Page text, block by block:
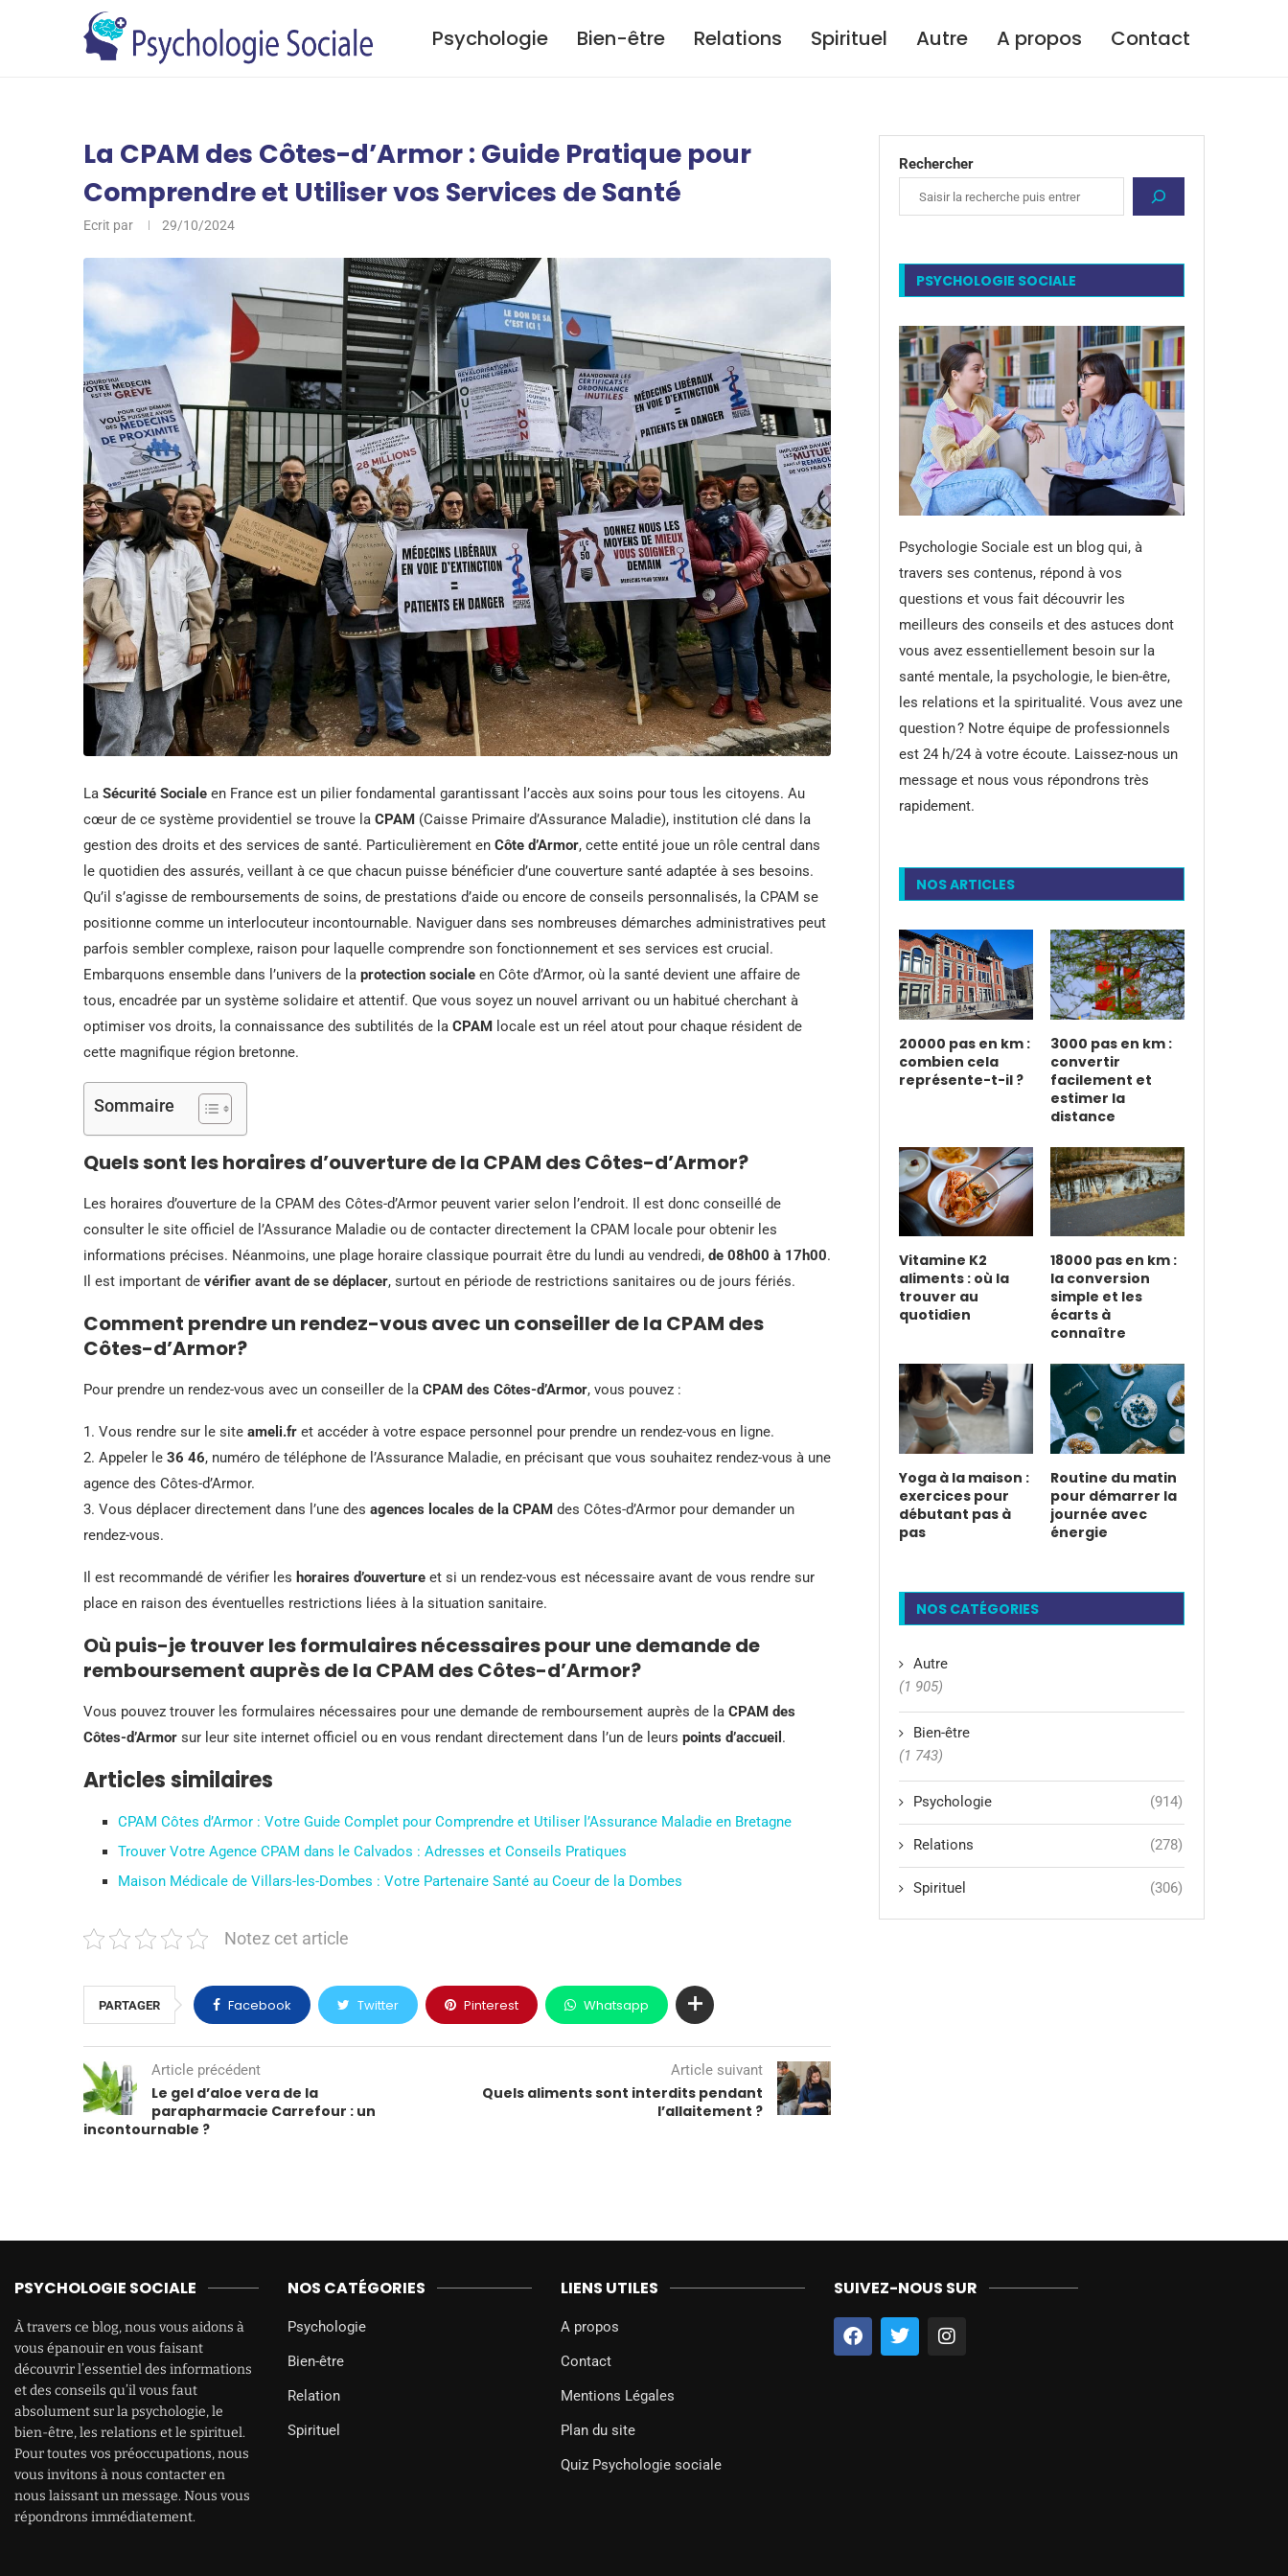
Psychologie Bien-être Relations Spirituel Autre A propos Contact
La CPAM des Côtes-d’Armor : Guide Pratique pour
Comprendre et Utiliser vos Services de Santé
Ecrit par 29/10/2024
La Sécurité Sociale en France est un pilier fondamental garantissant l’accès aux soins pour tous les citoyens. Au
cœur de ce système providentiel se trouve la CPAM (Caisse Primaire d’Assurance Maladie), institution clé dans la
gestion des droits et des services de santé. Particulièrement en Côte d’Armor, cette entité joue un rôle central dans
le quotidien des assurés, veillant à ce que chacun puisse bénéficier d’une couverture santé adaptée à ses besoins.
Qu’il s’agisse de remboursements de soins, de prestations d’aide ou encore de conseils personnalisés, la CPAM se
positionne comme un interlocuteur incontournable. Naviguer dans ses nombreuses démarches administratives peut
parfois sembler complexe, raison pour laquelle comprendre son fonctionnement et ses services est crucial.
Embarquons ensemble dans l’univers de la protection sociale en Côte d’Armor, où la santé devient une affaire de
tous, encadrée par un système solidaire et attentif. Que vous soyez un nouvel arrivant ou un habitué cherchant à
optimiser vos droits, la connaissance des subtilités de la CPAM locale est un réel atout pour chaque résident de
cette magnifique région bretonne.
Sommaire
Quels sont les horaires d’ouverture de la CPAM des Côtes-d’Armor?
Les horaires d’ouverture de la CPAM des Côtes-d’Armor peuvent varier selon l’endroit. Il est donc conseillé de
consulter le site officiel de l’Assurance Maladie ou de contacter directement la CPAM locale pour obtenir les
informations précises. Néanmoins, une plage horaire classique pourrait être du lundi au vendredi, de 08h00 à 17h00.
Il est important de vérifier avant de se déplacer, surtout en période de restrictions sanitaires ou de jours fériés.
Comment prendre un rendez-vous avec un conseiller de la CPAM des
Côtes-d’Armor?
Pour prendre un rendez-vous avec un conseiller de la CPAM des Côtes-d’Armor, vous pouvez :
1. Vous rendre sur le site ameli.fr et accéder à votre espace personnel pour prendre un rendez-vous en ligne.
2. Appeler le 36 46, numéro de téléphone de l’Assurance Maladie, en précisant que vous souhaitez rendez-vous à une
agence des Côtes-d’Armor.
3. Vous déplacer directement dans l’une des agences locales de la CPAM des Côtes-d’Armor pour demander un
rendez-vous.
Il est recommandé de vérifier les horaires d’ouverture et si un rendez-vous est nécessaire avant de vous rendre sur
place en raison des éventuelles restrictions liées à la situation sanitaire.
Où puis-je trouver les formulaires nécessaires pour une demande de
remboursement auprès de la CPAM des Côtes-d’Armor?
Vous pouvez trouver les formulaires nécessaires pour une demande de remboursement auprès de la CPAM des
Côtes-d’Armor sur leur site internet officiel ou en vous rendant directement dans l’un de leurs points d’accueil .
Articles similaires
CPAM Côtes d’Armor : Votre Guide Complet pour Comprendre et Utiliser l’Assurance Maladie en Bretagne
Trouver Votre Agence CPAM dans le Calvados : Adresses et Conseils Pratiques
Maison Médicale de Villars-les-Dombes : Votre Partenaire Santé au Coeur de la Dombes
Notez cet article
PARTAGER Facebook Twitter Pinterest Whatsapp
Article précédent
Le gel d’aloe vera de la
parapharmacie Carrefour : un
incontournable ?
Article suivant
Quels aliments sont interdits pendant
l’allaitement ?
Rechercher
PSYCHOLOGIE SOCIALE
Psychologie Sociale est un blog qui, à
travers ses contenus, répond à vos
questions et vous fait découvrir les
meilleurs des conseils et des astuces dont
vous avez essentiellement besoin sur la
santé mentale, la psychologie, le bien-être,
les relations et la spiritualité. Vous avez une
question ? Notre équipe de professionnels
est 24 h/24 à votre écoute. Laissez-nous un
message et nous vous répondrons très
rapidement.
NOS ARTICLES
20000 pas en km :
combien cela
représente-t-il ?
3000 pas en km :
convertir
facilement et
estimer la
distance
Vitamine K2
aliments : où la
trouver au
quotidien
18000 pas en km :
la conversion
simple et les
écarts à
connaître
Yoga à la maison :
exercices pour
débutant pas à
pas
Routine du matin
pour démarrer la
journée avec
énergie
NOS CATÉGORIES
Autre
(1 905)
Bien-être
(1 743)
Psychologie (914)
Relations (278)
Spirituel (306)
PSYCHOLOGIE SOCIALE
À travers ce blog, nous vous aidons à
vous épanouir en vous faisant
découvrir l’essentiel des informations
et des conseils qu’il vous faut
absolument sur la psychologie, le
bien-être, les relations et le spirituel.
Pour toutes vos préoccupations, nous
vous invitons à nous contacter en
nous laissant un message. Nous vous
répondrons immédiatement.
NOS CATÉGORIES
Psychologie
Bien-être
Relation
Spirituel
LIENS UTILES
A propos
Contact
Mentions Légales
Plan du site
Quiz Psychologie sociale
SUIVEZ-NOUS SUR